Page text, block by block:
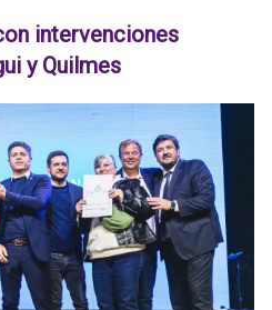
intervenciones
y Quilmes